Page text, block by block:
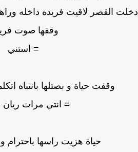
القصر لاقيت فريده داخله
وقفها صوت
= استني
وقفت حياة و بصتلها بانتباه
= انتي مرات ريان
حياة هزيت راسها باحترام و